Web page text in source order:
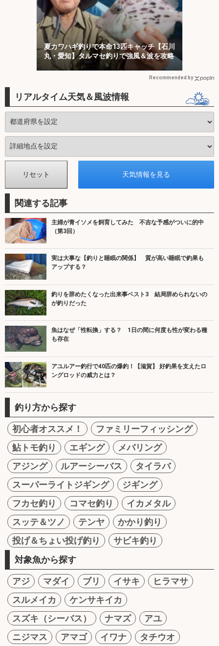
夏カワハギ釣りで本命13匹キャッチ【石川
丸・愛知】タルマセ釣りで強風＆波を攻略
Recommended by
リアルタイム天気＆風波情報
関連する記事
主婦が青イソメを飼育してみた 不吉な予感がついに的中
（第3回）
実は大事な【釣りと睡眠の関係】 質が高い睡眠で釣果も
アップする？
釣りを辞めたくなった出来事ベスト3 結局辞められないの
が釣りだった
魚はなぜ「性転換」する？ 1日の間に何度も性が変わる種
も存在
アユルアー釣行で40匹の爆釣！【滋賀】 好釣果を支えたロ
ングロッドの威力とは？
釣り方から探す
初心者オススメ！
ファミリーフィッシング
鮎トモ釣り
エギング
メバリング
アジング
ルアーシーバス
タイラバ
スーパーライトジギング
ジギング
フカセ釣り
コマセ釣り
イカメタル
スッテ＆ツノ
テンヤ
かかり釣り
投げ＆ちょい投げ釣り
サビキ釣り
対象魚から探す
アジ マダイ ブリ イサキ
ヒラマサ
スルメイカ
ケンサキイカ
スズキ（シーバス）
ナマズ
アユ
ニジマス
アマゴ イワナ
タチウオ